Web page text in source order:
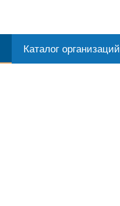
Каталог организаций